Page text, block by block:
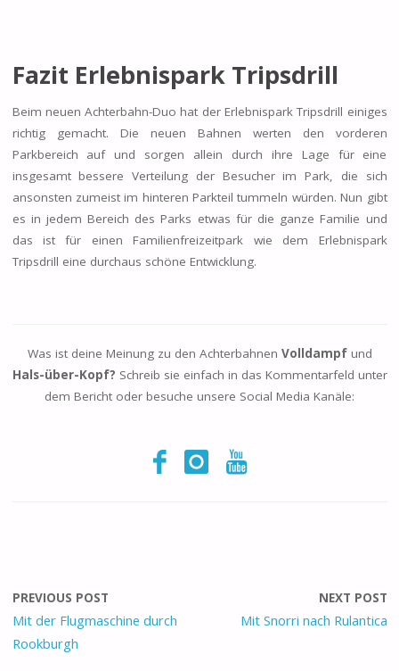
Fazit Erlebnispark Tripsdrill
Beim neuen Achterbahn-Duo hat der Erlebnispark Tripsdrill einiges
richtig gemacht. Die neuen Bahnen werten den vorderen
Parkbereich auf und sorgen allein durch ihre Lage für eine
insgesamt bessere Verteilung der Besucher im Park, die sich
ansonsten zumeist im hinteren Parkteil tummeln würden. Nun gibt
es in jedem Bereich des Parks etwas für die ganze Familie und
das ist für einen Familienfreizeitpark wie dem Erlebnispark
Tripsdrill eine durchaus schöne Entwicklung.
Was ist deine Meinung zu den Achterbahnen Volldampfund
Hals-über-Kopf? Schreib sie einfach in das Kommentarfeld unter
dem Bericht oder besuche unsere Social Media Kanäle:
PREVIOUS POST
Mit der Flugmaschine durch
Rookburgh
NEXT POST
Mit Snorri nach Rulantica